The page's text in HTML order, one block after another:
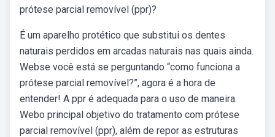
prótese parcial removível (ppr)?
É um aparelho protético que substitui os dentes
naturais perdidos em arcadas naturais nas quais ainda.
Webse você está se perguntando “como funciona a
prótese parcial removível?”, agora é a hora de
entender! A ppr é adequada para o uso de maneira.
Webo principal objetivo do tratamento com prótese
parcial removível (ppr), além de repor as estruturas